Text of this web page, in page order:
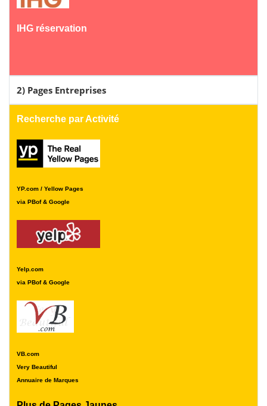
IHG réservation
2) Pages Entreprises
Recherche par Activité
YP.com / Yellow Pages
via PBof & Google
Yelp.com
via PBof & Google
VB.com
Very Beautiful
Annuaire de Marques